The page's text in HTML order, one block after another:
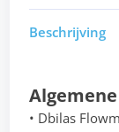
Beschrijving
• Dbilas